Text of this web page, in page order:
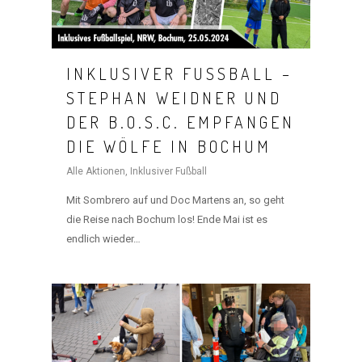
INKLUSIVER FUSSBALL – S
TEPHAN WEIDNER UND D
ER B.O.S.C. EMPFANGEN D
IE WÖLFE IN BOCHUM
Alle Aktionen, Inklusiver Fußball
Mit Sombrero auf und Doc Martens an, so geht
die Reise nach Bochum los! Ende Mai ist es
endlich wieder…